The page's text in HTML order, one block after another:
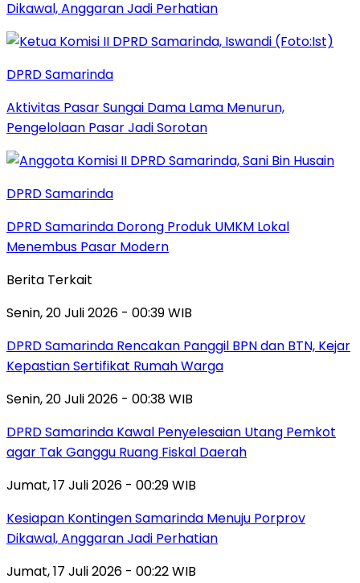
Dikawal, Anggaran Jadi Perhatian
DPRD Samarinda
Aktivitas Pasar Sungai Dama Lama Menurun,
Pengelolaan Pasar Jadi Sorotan
DPRD Samarinda
DPRD Samarinda Dorong Produk UMKM Lokal
Menembus Pasar Modern
Berita Terkait
Senin, 20 Juli 2026 - 00:39 WIB
DPRD Samarinda Rencakan Panggil BPN dan BTN, Kejar
Kepastian Sertifikat Rumah Warga
Senin, 20 Juli 2026 - 00:38 WIB
DPRD Samarinda Kawal Penyelesaian Utang Pemkot
agar Tak Ganggu Ruang Fiskal Daerah
Jumat, 17 Juli 2026 - 00:29 WIB
Kesiapan Kontingen Samarinda Menuju Porprov
Dikawal, Anggaran Jadi Perhatian
Jumat, 17 Juli 2026 - 00:22 WIB